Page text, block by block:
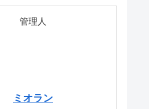
管理人
ミオラン